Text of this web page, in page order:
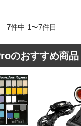
7件中 1〜7件目
すすめ商品